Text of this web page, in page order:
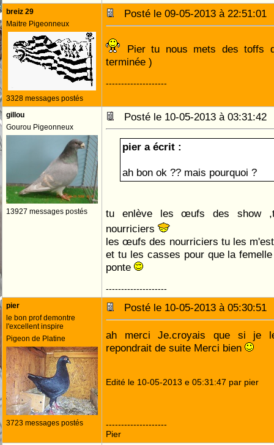
breiz 29
Maitre Pigeonneux
3328 messages postés
Posté le 09-05-2013 à
Pier tu nous mets des toffs
terminée )
--------------------
gillou
Gourou Pigeonneux
13927 messages postés
Posté le 10-05-2013 à
pier a écrit :
ah bon ok ?? mais pourquoi ?
tu enlève les œufs des show
nourriciers
les œufs des nourriciers tu les
et tu les casses pour que la
ponte
--------------------
pier
le bon prof demontre
l'excellent inspire
Pigeon de Platine
3723 messages postés
Posté le 10-05-2013 à
ah merci Je.croyais que si je
repondrait de suite Merci bien
Edité le 10-05-2013 e 05:31:47 par pier
--------------------
Pier